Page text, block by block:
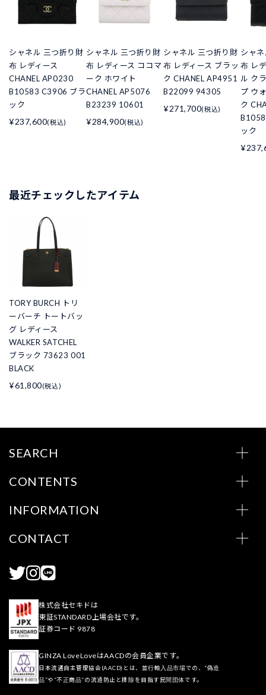
シャネル 三つ折り財
布 レディース
CHANEL AP0230
B10583 C3906 ブラ
ック
¥237,600(税込)
シャネル 三つ折り財
布 レディース ココマ
ーク ホワイト
CHANEL AP5076
B23239 10601
¥284,900(税込)
シャネル 三つ折り財
布 レディース ブラッ
ク CHANEL AP4951
B22099 94305
¥271,700(税込)
シャ
布 レ
ル ク
プ ウ
ク
ック
最近チェックしたアイテム
TORY BURCH トリ
ーバーチ トートバッ
グ レディース
WALKER SATCHEL
ブラック 73623 001
BLACK
¥61,800(税込)
SEARCH
CONTENTS
INFORMATION
CONTACT
株式会社セキドは
東証STANDARD上場会社です。
証券コード 9878
GINZA LoveLoveはAACDの会員企業です。
日本流通自主管理協会(AACD)とは、並行輸入品市場での、“偽造
品”や“不正商品”の流通防止と排除を目指す民間団体です。